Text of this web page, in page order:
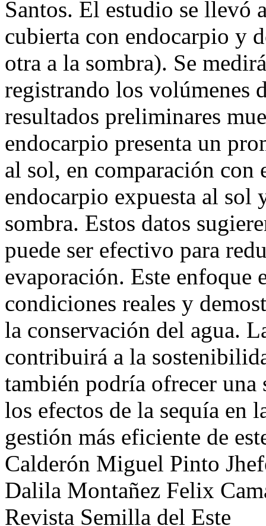
Santos. El estudio se llevó
cubierta con endocarpio y
otra a la sombra). Se
registrando los volúmenes
resultados preliminares
endocarpio presenta un
al sol, en comparación
endocarpio expuesta al sol
sombra. Estos datos
puede ser efectivo para
evaporación. Este enfoque
condiciones reales y
la conservación del agua.
contribuirá a la
también podría ofrecer
los efectos de la sequía en
gestión más eficiente de
Calderón Miguel Pinto
Dalila Montañez Felix
Revista Semilla del Este